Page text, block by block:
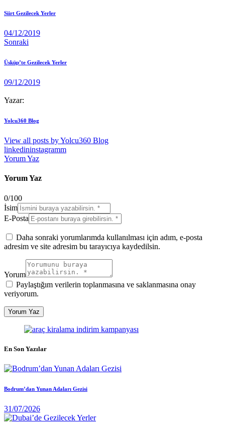
Siirt Gezilecek Yerler
04/12/2019
Sonraki
Üsküp’te Gezilecek Yerler
09/12/2019
Yazar:
Yolcu360 Blog
View all posts byYolcu360 Blog
linkedininstagramm
Yorum Yaz
Yorum Yaz
0/100
İsim
E-Posta
Daha sonraki yorumlarımda kullanılması için adım, e-posta
adresim ve site adresim bu tarayıcıya kaydedilsin.
Yorum
Paylaştığım verilerin toplanmasına ve saklanmasına onay
veriyorum.
En Son Yazılar
Bodrum’dan Yunan Adaları Gezisi
31/07/2026